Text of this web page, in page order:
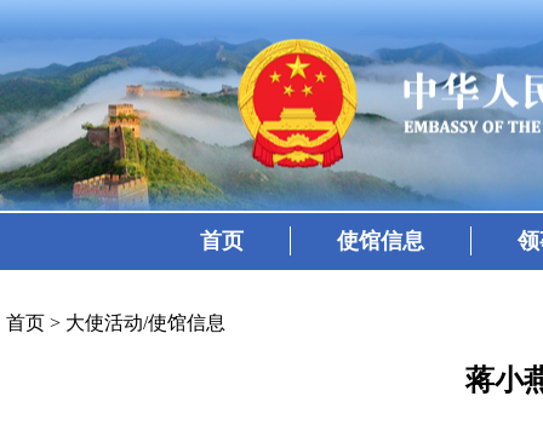
首页 使馆信息
首页 > 大使活动/使馆信息
蒋小